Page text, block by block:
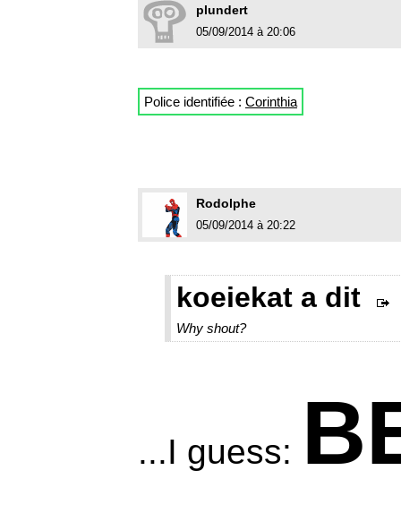
plundert
05/09/2014 à 20:06
Police identifiée : Corinthia
Rodolphe
05/09/2014 à 20:22
koeiekat a dit
Why shout?
...I guess: